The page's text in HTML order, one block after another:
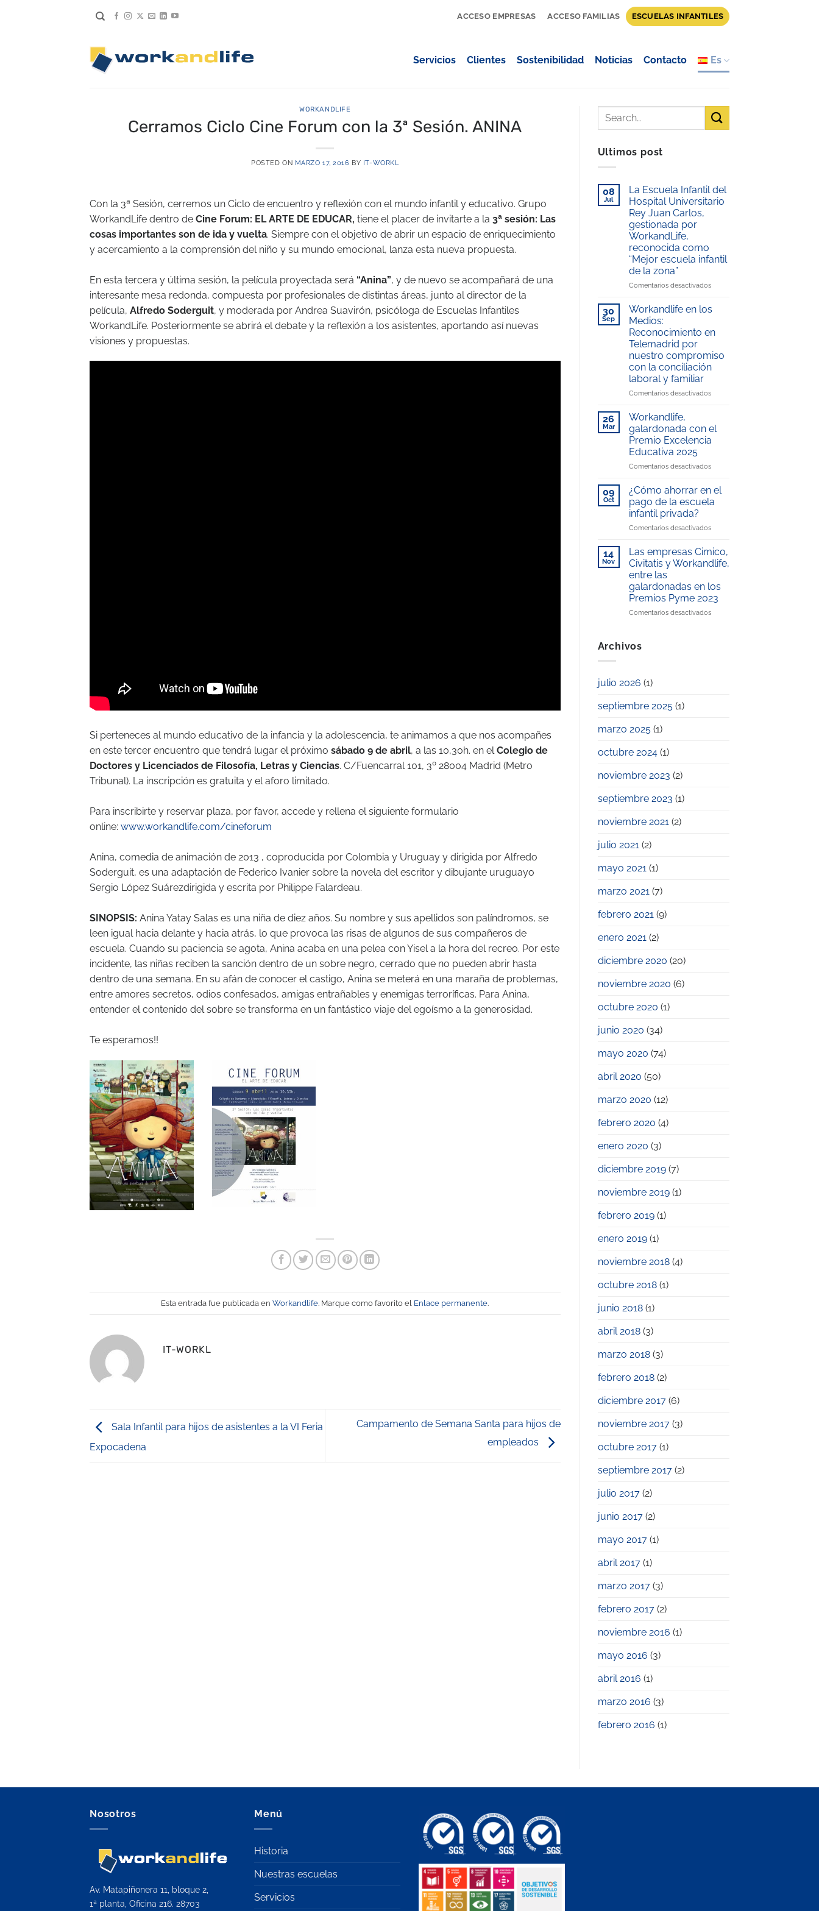
ACCESO EMPRESAS ACCESO FAMILIAS ESCUELAS INFANTILES
Servicios Clientes Sostenibilidad Noticias Contacto Es
WORKANDLIFE
Cerramos Ciclo Cine Forum con la 3ª Sesión. ANINA
POSTED ON MARZO 17, 2016 BY IT-WORKL
Con la 3ª Sesión, cerremos un Ciclo de encuentro y reflexión con el mundo infantil y educativo. Grupo
WorkandLife dentro de Cine Forum: EL ARTE DE EDUCAR, tiene el placer de invitarte a la 3ª sesión: Las
cosas importantes son de ida y vuelta. Siempre con el objetivo de abrir un espacio de enriquecimiento
y acercamiento a la comprensión del niño y su mundo emocional, lanza esta nueva propuesta.
En esta tercera y última sesión, la película proyectada será “Anina”, y de nuevo se acompañará de una
interesante mesa redonda, compuesta por profesionales de distintas áreas, junto al director de la
película, Alfredo Soderguit, y moderada por Andrea Suavirón, psicóloga de Escuelas Infantiles
WorkandLife. Posteriormente se abrirá el debate y la reflexión a los asistentes, aportando así nuevas
visiones y propuestas.
Si perteneces al mundo educativo de la infancia y la adolescencia, te animamos a que nos acompañes
en este tercer encuentro que tendrá lugar el próximo sábado 9 de abril, a las 10,30h. en elColegio de
Doctores y Licenciados de Filosofía, Letras y Ciencias. C/Fuencarral 101, 3º 28004 Madrid (Metro
Tribunal). La inscripción es gratuita y el aforo limitado.
Para inscribirte y reservar plaza, por favor, accede y rellena el siguiente formulario
online: www.workandlife.com/cineforum
Anina, comedia de animación de 2013 , coproducida por Colombia y Uruguay y dirigida por Alfredo
Soderguit, es una adaptación de Federico Ivanier sobre la novela del escritor y dibujante uruguayo
Sergio López Suárezdirigida y escrita por Philippe Falardeau.
SINOPSIS: Anina Yatay Salas es una niña de diez años. Su nombre y sus apellidos son palíndromos, se
leen igual hacia delante y hacia atrás, lo que provoca las risas de algunos de sus compañeros de
escuela. Cuando su paciencia se agota, Anina acaba en una pelea con Yisel a la hora del recreo. Por este
incidente, las niñas reciben la sanción dentro de un sobre negro, cerrado que no pueden abrir hasta
dentro de una semana. En su afán de conocer el castigo, Anina se meterá en una maraña de problemas,
entre amores secretos, odios confesados, amigas entrañables y enemigas terroríficas. Para Anina,
entender el contenido del sobre se transforma en un fantástico viaje del egoísmo a la generosidad.
Te esperamos!!
Esta entrada fue publicada enWorkandlife. Marque como favorito el Enlace permanente.
IT-WORKL
Sala Infantil para hijos de asistentes a la VI Feria
Expocadena
Campamento de Semana Santa para hijos de
empleados
Ultimos post
08
Jul
La Escuela Infantil del
Hospital Universitario
Rey Juan Carlos,
gestionada por
WorkandLife,
reconocida como
“Mejor escuela infantil
de la zona”
Comentarios desactivadosen
Infantil
Hospital
Rey
Juan
por
como
“Mejor
de
zona”
30
Sep
Workandlife en los
Medios:
Reconocimiento en
Telemadrid por
nuestro compromiso
con la conciliación
laboral y familiar
Comentarios desactivadosen
los
Medios:
Reconocimiento
Telemadrid
nuestro
compromiso
con
conciliación
y
familiar
26
Mar
Workandlife,
galardonada con el
Premio Excelencia
Educativa 2025
Comentarios desactivadosen
galardonada
con
el
Excelencia
2025
09
Oct
¿Cómo ahorrar en el
pago de la escuela
infantil privada?
Comentarios desactivadosen
ahorrar
en
el
de
la
escuela
14
Nov
Las empresas Cimico,
Civitatis y Workandlife,
entre las
galardonadas en los
Premios Pyme 2023
Comentarios desactivadosen
Archivos
julio 2026 (1)
septiembre 2025(1)
marzo 2025(1)
octubre 2024(1)
noviembre 2023 (2)
septiembre 2023 (1)
noviembre 2021(2)
julio 2021(2)
mayo 2021(1)
marzo 2021(7)
febrero 2021(9)
enero 2021(2)
diciembre 2020 (20)
noviembre 2020 (6)
octubre 2020 (1)
junio 2020 (34)
mayo 2020 (74)
abril 2020 (50)
marzo 2020 (12)
febrero 2020 (4)
enero 2020 (3)
diciembre 2019(7)
noviembre 2019(1)
febrero 2019(1)
enero 2019(1)
noviembre 2018(4)
octubre 2018(1)
junio 2018(1)
abril 2018(3)
marzo 2018(3)
febrero 2018(2)
diciembre 2017(6)
noviembre 2017(3)
octubre 2017(1)
septiembre 2017(2)
julio 2017(2)
junio 2017(2)
mayo 2017(1)
abril 2017(1)
marzo 2017(3)
febrero 2017(2)
noviembre 2016 (1)
mayo 2016 (3)
abril 2016 (1)
marzo 2016 (3)
febrero 2016 (1)
Nosotros
Av. Matapiñonera 11, bloque 2,
1ª planta, Oficina 216. 28703
Menú
Historia
Nuestras escuelas
Servicios